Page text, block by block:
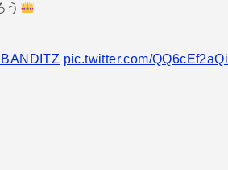
う
pic.twitter.com/QQ6cEf2aQi